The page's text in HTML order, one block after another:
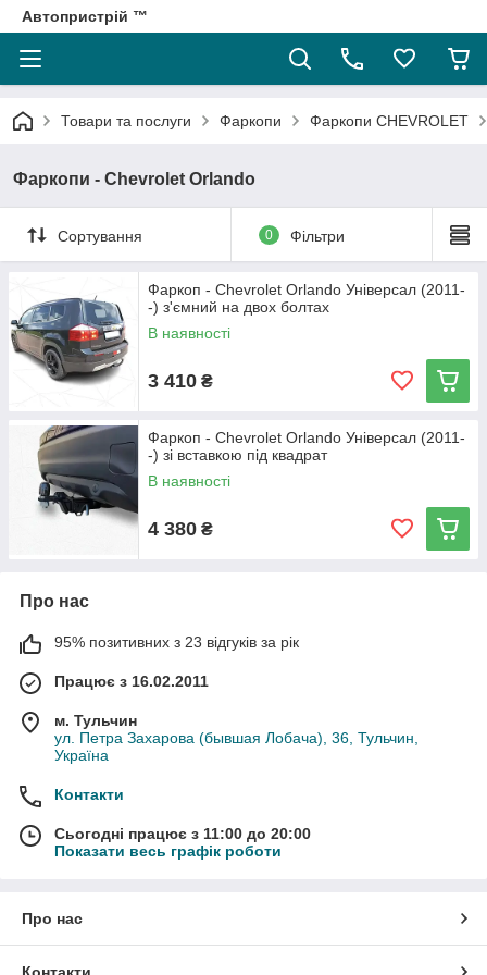
Автопристрій ™
Товари та послуги Фаркопи Фаркопи CHEVROLET
Фаркопи - Chevrolet Orlando
Сортування 0 Фільтри
Фаркоп - Chevrolet Orlando Універсал (2011-
-) з'ємний на двох болтах
В наявності
3 410 ₴
Фаркоп - Chevrolet Orlando Універсал (2011-
-) зі вставкою під квадрат
В наявності
4 380 ₴
Про нас
95% позитивних з 23 відгуків за рік
Працює з 16.02.2011
м. Тульчин
ул. Петра Захарова (бывшая Лобача), 36, Тульчин,
Україна
Контакти
Сьогодні працює з 11:00 до 20:00
Показати весь графік роботи
Про нас